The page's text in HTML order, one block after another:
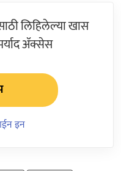
लिहिलेल्या खास
ॲक्सेस
इन